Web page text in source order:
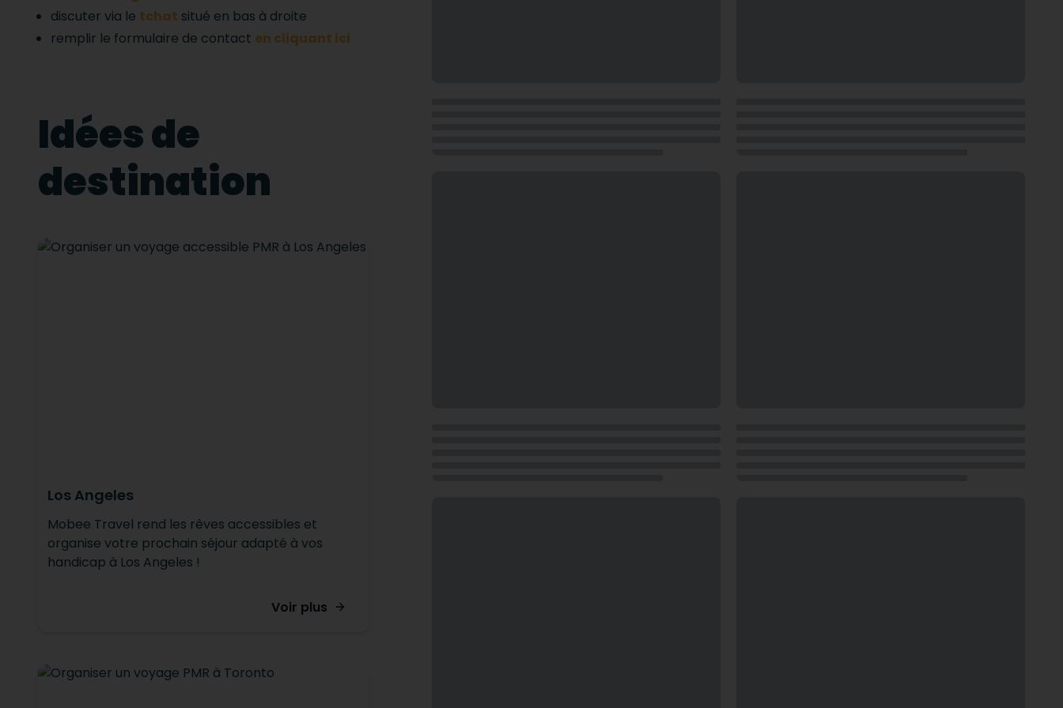
discuter via le tchat situé en bas à droite
remplir le formulaire de contact en cliquant ici
Idées de
destination
Los Angeles
Mobee Travel rend les rêves accessibles et
organise votre prochain séjour adapté à vos
handicap à Los Angeles !
Voir plus